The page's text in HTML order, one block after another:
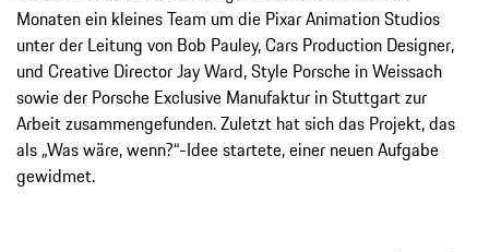
Monaten ein kleines Team um die Pixar Animation Studios
unter der Leitung von Bob Pauley, Cars Production Designer,
und Creative Director Jay Ward, Style Porsche in Weissach
sowie der Porsche Exclusive Manufaktur in Stuttgart zur
Arbeit zusammengefunden. Zuletzt hat sich das Projekt, das
als „Was wäre, wenn?“-Idee startete, einer neuen Aufgabe
gewidmet.